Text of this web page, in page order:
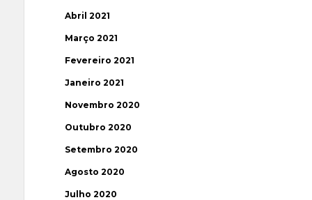
Abril 2021
Março 2021
Fevereiro 2021
Janeiro 2021
Novembro 2020
Outubro 2020
Setembro 2020
Agosto 2020
Julho 2020